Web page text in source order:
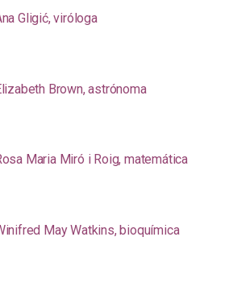
Gligić, viróloga
Brown, astrónoma
Maria Miró i Roig, matemática
May Watkins, bioquímica